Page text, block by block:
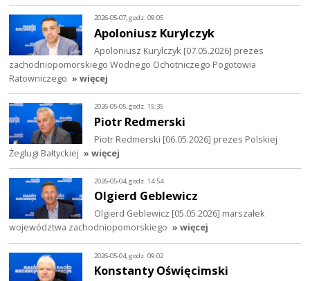
2026-05-07, godz. 09:05
Apoloniusz Kurylczyk
Apoloniusz Kurylczyk [07.05.2026] prezes
zachodniopomorskiego Wodnego Ochotniczego Pogotowia
Ratowniczego » więcej
2026-05-05, godz. 15:35
Piotr Redmerski
Piotr Redmerski [06.05.2026] prezes Polskiej
Żeglugi Bałtyckiej » więcej
2026-05-04, godz. 14:54
Olgierd Geblewicz
Olgierd Geblewicz [05.05.2026] marszałek
województwa zachodniopomorskiego » więcej
2026-05-04, godz. 09:02
Konstanty Oświęcimski